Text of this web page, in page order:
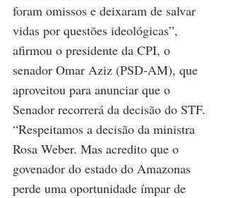
foram omissos e deixaram de salvar
vidas por questões ideológicas”,
afirmou o presidente da CPI, o
senador Omar Aziz (PSD-AM), que
aproveitou para anunciar que o
Senador recorrerá da decisão do STF.
“Respeitamos a decisão da ministra
Rosa Weber. Mas acredito que o
govenador do estado do Amazonas
perde uma oportunidade ímpar de